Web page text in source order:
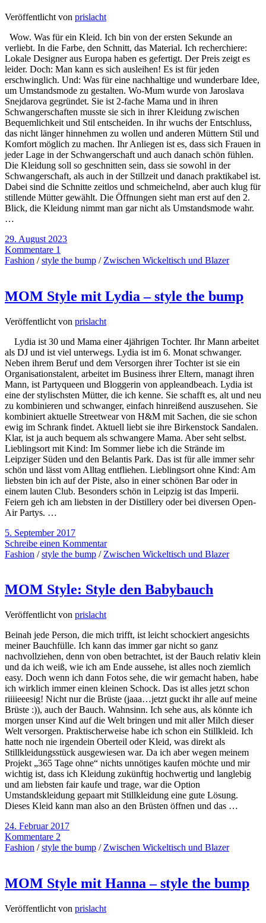
Veröffentlicht von prislacht
Wow. Was für ein Kleid. Ich bin von der ersten Sekunde an
verliebt. In die Farbe, den Schnitt, das Material. Ich recherchiere:
Lokale Designer aus Europa haben es gefertigt. Der Preis zeigt es
leider. Doch: Man kann es sich ausleihen! Es ist für jeden
erschwinglich. Und: Was für eine nachhaltige und wunderbare Idee,
um Umstandsmode zu gestalten. Wo-Mum wurde von Jaroslava
Snejdarova gegründet. Sie ist 2-fache Mama und in ihren
Schwangerschaften musste sie sich in ihrer Kleidung zwischen
Bequemlichkeit und Stil entscheiden. In ihr wuchs der Entschluss,
das nicht länger hinnehmen zu wollen und anderen Müttern Stil und
Komfort möglich zu machen. Ihr Anliegen ist es, dass sich Frauen in
jeder Lage in der Schwangerschaft und auch danach schön fühlen.
Die Kleidung soll so geschnitten sein, dass sie sowohl in der
Schwangerschaft, als auch in der Stillzeit und danach praktikabel ist.
Dabei sind die Schnitte zeitlos und schmeichelnd, aber auch klug für
stillende Mütter gewählt. Die Öffnungen sieht man erst auf den 2.
Blick, die Kleidung nimmt man gar nicht als Umstandsmode wahr.
…
29. August 2023
Kommentare 1
Fashion /style the bump / Zwischen Wickeltisch und Blazer
MOM Style mit Lydia – style the bump
Veröffentlicht von prislacht
Lydia ist 30 und Mama einer 4jährigen Tochter. Ihr Mann arbeitet
als DJ und ist viel unterwegs. Lydia ist im 6. Monat schwanger.
Neben ihrem Beruf und dem Versorgen ihrer Tochter ist sie ein
Organisationstalent, arbeitet im Business ihrer Eltern, managt ihren
Mann, ist Partyqueen und Bloggerin von appleandbeach. Lydia ist
eine der stylischsten Mütter, die ich kenne. Sie schafft es, alt und neu
zu kombinieren und schwanger, einfach hinreißend auszusehen. Sie
kombiniert aktuelle Streetwear von H&M mit Sachen, die sie schon
ewig im Schrank findet. Aktuell liebt sie ihre Birkenstock Sandalen.
Klar, ist ja auch bequem als schwangere Mama. Aber seht selbst.
Lieblingsort mit Kind: Im Sommer liebe ich die Strände im
Leipziger Süden und den Belantis Park. Das ist für alle immer sehr
schön und lässt vom Alltag entfliehen. Lieblingsort ohne Kind: Am
liebsten bin ich auf der Piste, also in einer schönen Bar oder in
einem lauten Club. Besonders schön in Leipzig ist das Imperii.
Feiern geh ich am liebsten in der Distillery oder bei diversen Open-
Air Partys. …
5. September 2017
Schreibe einen Kommentar
Fashion /style the bump / Zwischen Wickeltisch und Blazer
MOM Style: Style den Babybauch
Veröffentlicht von prislacht
Beinah jede Person, die mich trifft, ist leicht schockiert angesichts
meiner Bauchfülle. Ich kann das immer gar nicht so ganz
nachvollziehen, denn von oben betrachtet, ist der Bauch relativ klein
und da ich weiß, wie ich am Ende aussehe, ist alles noch ziemlich
easy. Doch wenn ich dann Fotos sehe, die wir gemacht haben, habe
ich wirklich immer einen kleinen Schock. Das ist alles jetzt schon
riiiieeesig! Nicht nur die Brüste (jaaa…jetzt guckt ihr alle auf meine
Brüste :)), auch der Bauch. Wahnsinn. Ich sehe aus, als könnte ich
morgen unser Kind auf die Welt bringen und mit aller Milch dieser
Welt versorgen. Praktischerweise habe ich schon ein Stillkleid. Ich
hatte noch nie irgendein Oberteil oder Kleid, was direkt als
Stillkleidungsstück ausgewiesen war. Da ich aber wegen meinem
Projekt „365 Tage ohne“ nichts unnötiges kaufen möchte und mir
wichtig ist, dass ich Kleidung zukünftig hochwertig und langlebig
und am liebsten fair kaufe und trage, war die Option
Umstandskleidung gepaart mit Stillkleidung eine gute Lösung.
Dieses Kleid kann man also an den Brüsten öffnen und das …
24. Februar 2017
Kommentare 2
Fashion /style the bump / Zwischen Wickeltisch und Blazer
MOM Style mit Hanna – style the bump
Veröffentlicht von prislacht